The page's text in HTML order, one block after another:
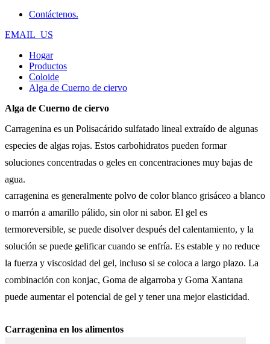
Contáctenos.
EMAIL_US
Hogar
Productos
Coloide
Alga de Cuerno de ciervo
Alga de Cuerno de ciervo
Carragenina es un Polisacárido sulfatado lineal extraído de algunas
especies de algas rojas. Estos carbohidratos pueden formar
soluciones concentradas o geles en concentraciones muy bajas de
agua.
carragenina es generalmente polvo de color blanco grisáceo a blanco
o marrón a amarillo pálido, sin olor ni sabor. El gel es
termoreversible, se puede disolver después del calentamiento, y la
solución se puede gelificar cuando se enfría. Es estable y no reduce
la fuerza y viscosidad del gel, incluso si se coloca a largo plazo. La
combinación con konjac, Goma de algarroba y Goma Xantana
puede aumentar el potencial de gel y tener una mejor elasticidad.
Carragenina en los alimentos